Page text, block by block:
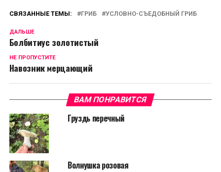
СВЯЗАННЫЕ ТЕМЫ: ГРИБ УСЛОВНО-СЪЕДОБНЫЙ ГРИБ
ДАЛЬШЕ
Болбитиус золотистый
НЕ ПРОПУСТИТЕ
Навозник мерцающий
ВАМ ПОНРАВИТСЯ
Груздь перечный
Волнушка розовая